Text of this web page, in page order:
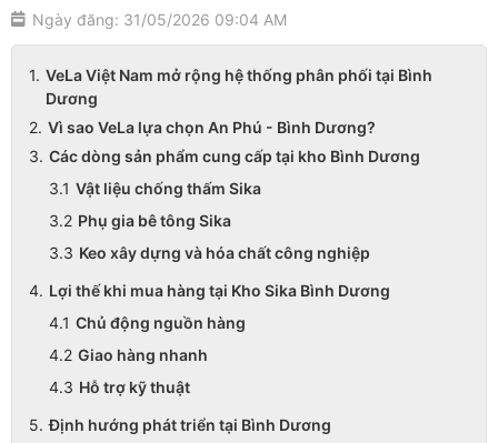
Ngày đăng: 31/05/2026 09:04 AM
VeLa Việt Nam mở rộng hệ thống phân phối tại Bình
Dương
Vì sao VeLa lựa chọn An Phú - Bình Dương?
Các dòng sản phẩm cung cấp tại kho Bình Dương
Vật liệu chống thấm Sika
Phụ gia bê tông Sika
Keo xây dựng và hóa chất công nghiệp
Lợi thế khi mua hàng tại Kho Sika Bình Dương
Chủ động nguồn hàng
Giao hàng nhanh
Hỗ trợ kỹ thuật
Định hướng phát triển tại Bình Dương